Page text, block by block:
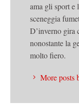
ama gli sport e
sceneggia
D’inverno gira
nonostante la
molto fiero.
More posts